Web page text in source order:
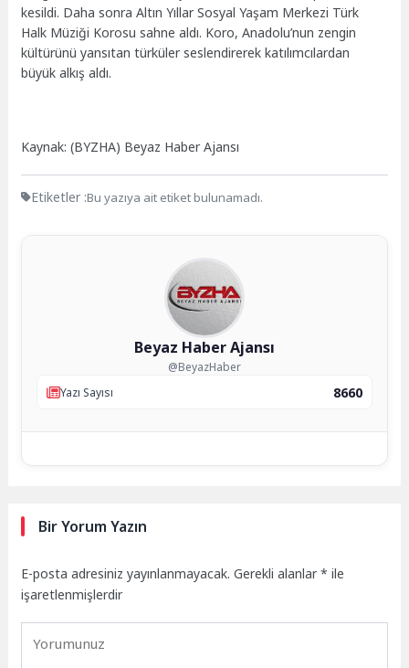
kesildi. Daha sonra Altın Yıllar Sosyal Yaşam Merkezi Türk
Halk Müziği Korosu sahne aldı. Koro, Anadolu’nun zengin
kültürünü yansıtan türküler seslendirerek katılımcılardan
büyük alkış aldı.
Kaynak: (BYZHA) Beyaz Haber Ajansı
Etiketler :Bu yazıya ait etiket bulunamadı.
Beyaz Haber Ajansı
@BeyazHaber
Yazı Sayısı
8660
Bir Yorum Yazın
E-posta adresiniz yayınlanmayacak. Gerekli alanlar* ile
işaretlenmişlerdir